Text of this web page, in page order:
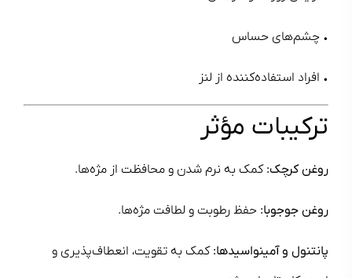
• چشم‌های حساس
• افراد استفاده‌کننده از لنز
ترکیبات مؤثر
روغن کرچک: کمک به نرم شدن و محافظت از مژه‌ها.
روغن جوجوبا: حفظ رطوبت و لطافت مژه‌ها.
پانتنول و آمینواسیدها: کمک به تقویت، انعطاف‌پذیری و